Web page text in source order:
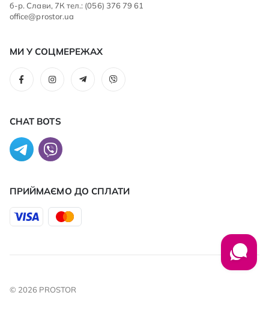
б-р. Слави, 7К тел.: (056) 376 79 61
office@prostor.ua
МИ У СОЦМЕРЕЖАХ
CHAT BOTS
ПРИЙМАЄМО ДО CПЛАТИ
© 2026 PROSTOR